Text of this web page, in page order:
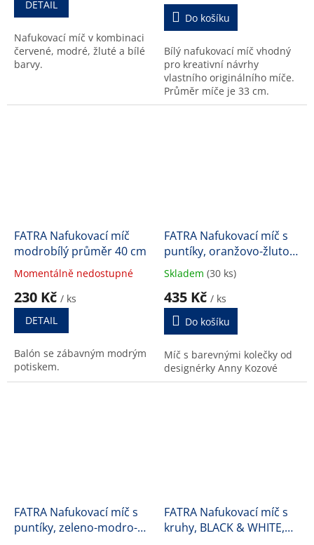
5,0
5
hvězdiček.
DETAIL
Nafukovací míč v kombinaci
červené, modré, žluté a bílé
barvy.
Do košíku
Bílý nafukovací míč vhodný
pro kreativní návrhy
vlastního originálního míče.
Průměr míče je 33 cm.
FATRA Nafukovací míč
modrobílý průměr 40 cm
Průměrné
produktu
5,0
5
hvězdiček.
Momentálně nedostupné
230 Kč / ks
DETAIL
Balón se zábavným modrým
potiskem.
FATRA Nafukovací míč s
puntíky, oranžovo-žluto-
růžový, průměr 33 cm
Průměrné
produktu
5,0
5
hvězdiček.
Skladem (30 ks)
435 Kč / ks
Do košíku
Míč s barevnými kolečky od
designérky Anny Kozové
FATRA Nafukovací míč s
puntíky, zeleno-modro-
FATRA Nafukovací míč s
kruhy, BLACK & WHITE,